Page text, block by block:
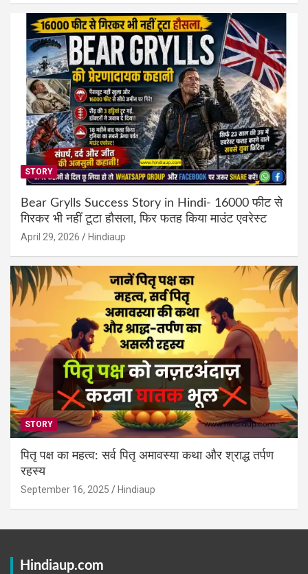
STORY
Bear Grylls Success Story in Hindi- 16000 फीट से
गिरकर भी नहीं टूटा हौसला, फिर फतह किया माउंट एवरेस्ट
April 29, 2026 Hindiaup
STORY
पितृ पक्ष का महत्व: सर्व पितृ अमावस्या कथा और श्राद्ध तर्पण
रहस्य
September 16, 2025 Hindiaup
Hindiaup.com